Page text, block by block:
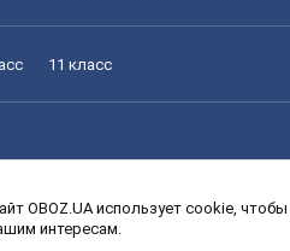
11 класс
3 класс 4 класс 5 класс
OBOZ.UA использует cookie,
интересам.